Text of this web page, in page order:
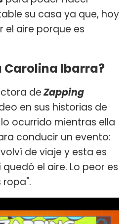
su casa ya que, hoy
el aire porque es
Carolina Ibarra?
deZapping
en sus historias de
ocurrido mientras ella
conducir un evento:
de viaje y esta es
el aire. Lo peor es